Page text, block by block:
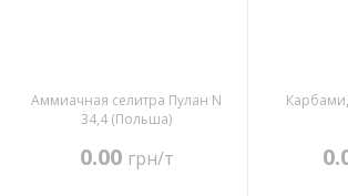
Аммиачная селитра Пулан N
34,4 (Польша)
0.00 грн/т